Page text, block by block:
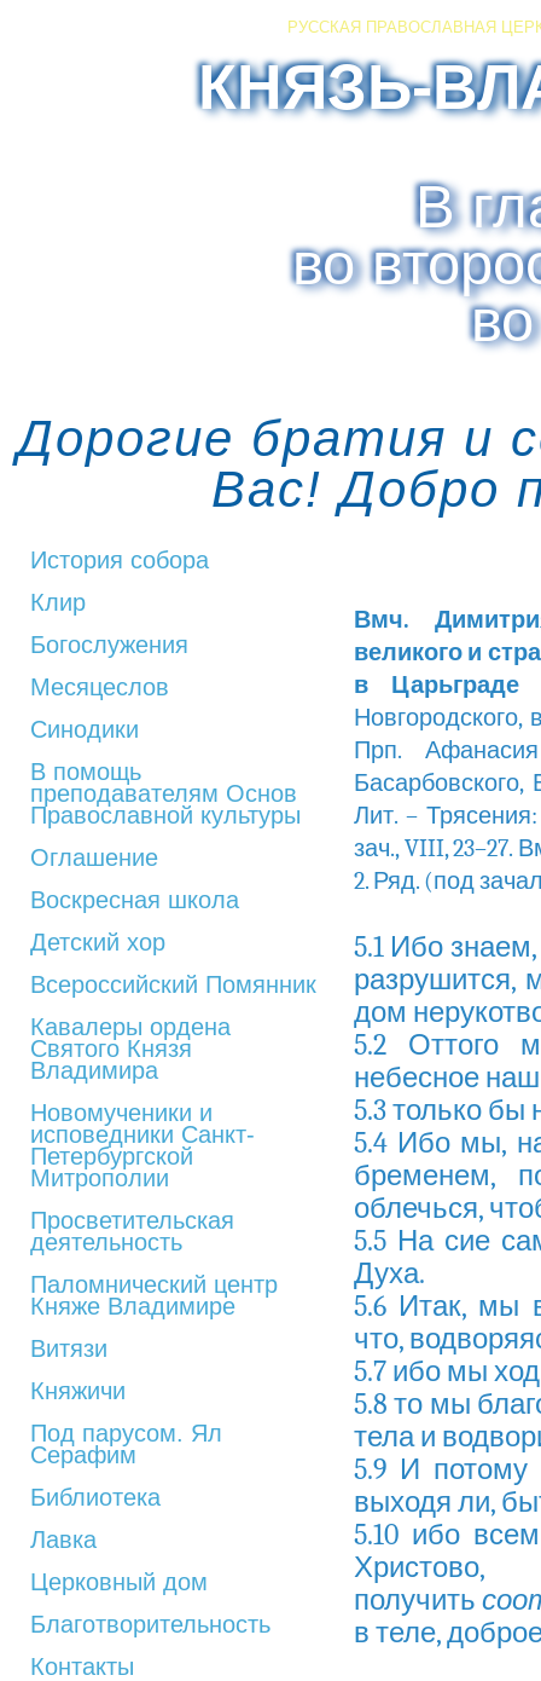
РУССКАЯ ПРАВОСЛАВНАЯ
КНЯЗЬ-
В
во
Дорогие братия и
Вас! Добро
История собора
Клир
Богослужения
Месяцеслов
Синодики
В помощь
преподавателям Основ
Православной культуры
Оглашение
Воскресная школа
Детский хор
Всероссийский Помянник
Кавалеры ордена
Святого Князя
Владимира
Новомученики и
исповедники Санкт-
Петербургской
Митрополии
Просветительская
деятельность
Паломнический центр
Княже Владимире
Витязи
Княжичи
Под парусом. Ял
Серафим
Библиотека
Лавка
Церковный дом
Благотворительность
Контакты
Вмч.
великого и
в Царьграде
Прп.
Басарбовского,
Лит. –
зач., VIII, 23–27.
2. Ряд. (под
5.1 Ибо
разрушится,
дом
5.2 Оттого
небесное
5.3 только бы
5.4 Ибо мы,
бременем,
облечься,
5.5 На сие
Духа.
5.6 Итак, мы
что,
5.7 ибо мы
5.8 то мы
тела и
5.9 И потому
выходя ли,
5.10 ибо
получить
в теле,